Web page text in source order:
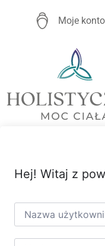
Moje konto
Hej! Witaj z